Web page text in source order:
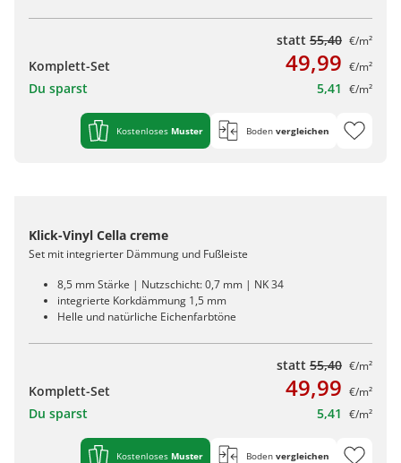
statt 55,40 €/m²
Komplett-Set 49,99 €/m²
Du sparst 5,41 €/m²
Kostenloses Muster Boden vergleichen
Klick-Vinyl Cella creme
Set mit integrierter Dämmung und Fußleiste
8,5 mm Stärke | Nutzschicht: 0,7 mm | NK 34
integrierte Korkdämmung 1,5 mm
Helle und natürliche Eichenfarbtöne
statt 55,40 €/m²
Komplett-Set 49,99 €/m²
Du sparst 5,41 €/m²
Kostenloses Muster Boden vergleichen